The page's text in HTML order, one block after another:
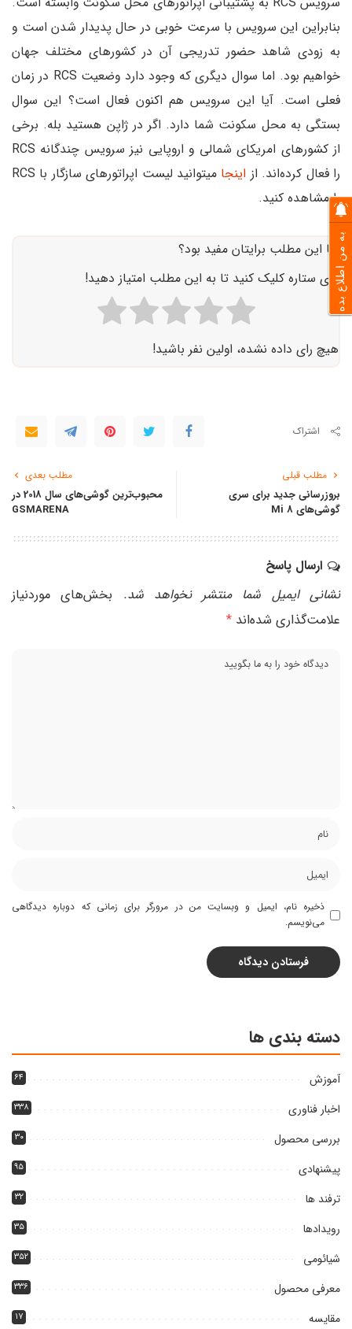
بنابراین این سرویس با سرعت خوبی در حال پدیدار شدن است و
به زودی شاهد حضور تدریجی آن در کشورهای مختلف جهان
خواهیم بود. اما سوال دیگری که وجود دارد وضعیت RCS در زمان
فعلی است. آیا این سرویس هم اکنون فعال است؟ این سوال
بستگی به محل سکونت شما دارد. اگر در ژاپن هستید بله. برخی
از کشورهای امریکای شمالی و اروپایی نیز سرویس چندگانه RCS
را فعال کرده‌اند. از اینجا
میتوانید لیست اپراتورهای سازگار با RCS
را مشاهده کنید.
آیا این مطلب برایتان مفید بود؟
روی ستاره کلیک کنید تا به این مطلب امتیاز دهید!
هیچ رای داده نشده، اولین نفر باشید!
اشتراک
مطلب قبلی
بروزرسانی جدید برای سری
گوشی‌های Mi 8
مطلب بعدی
محبوب‌ترین گوشی‌های سال 2018 در
GSMARENA
ارسال پاسخ
نشانی ایمیل شما منتشر نخواهد شد.
بخش‌های موردنیاز
علامت‌گذاری شده‌اند *
ذخیره نام، ایمیل و وبسایت من در مرورگر برای زمانی که دوباره دیدگاهی
می‌نویسم.
دسته بندی ها
آموزش ۶۴
اخبار فناوری ۳۳۸
بررسی محصول ۳۰
پیشنهادی ۹۵
ترفند ها ۳۲
رویدادها ۳۵
شیائومی ۳۵۲
معرفی محصول ۳۳۶
مقایسه ۱۷
به من اطلاع بده